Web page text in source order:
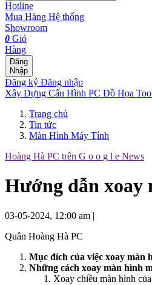
Hotline
Mua Hàng Hệ thống
Showroom
0 Giỏ
Hàng
Đăng
Nhập
Đăng ký Đăng nhập
Xây Dựng Cấu Hình PC Đồ Họa
Trang chủ
Tin tức
Màn Hình Máy Tính
Hoàng Hà PC trên G o o g l e News
Hướng dẫn xoay
03-05-2024, 12:00 am |
Quân Hoàng Hà PC
Mục đích của việc xoay màn
Những cách xoay màn hình
Xoay chiều màn hình